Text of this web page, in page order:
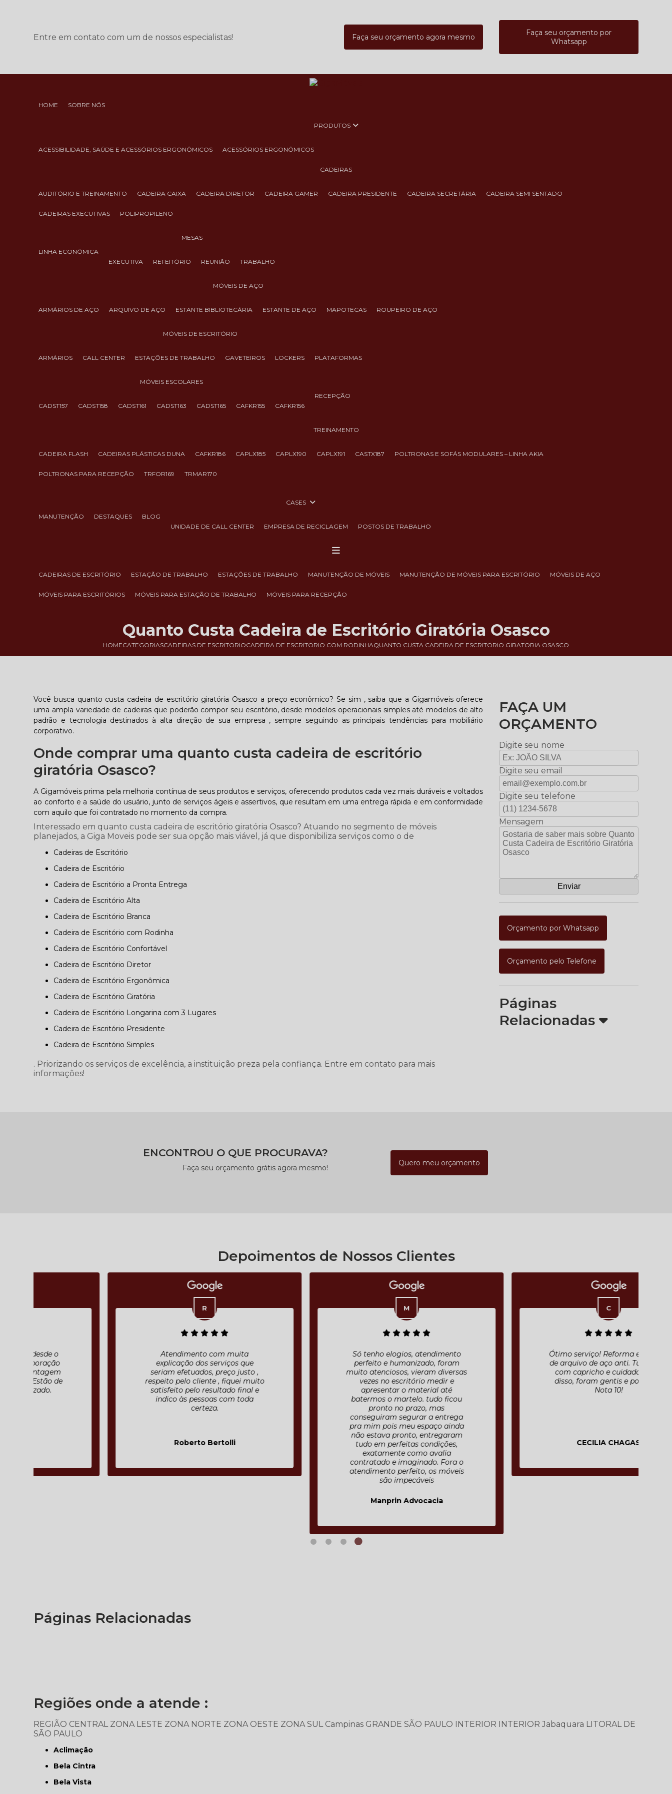
Entre em contato com um de nossos especialistas! Faça seu orçamento agora mesmo
Faça seu orçamento por
Whatsapp
HOME SOBRE NÓS
PRODUTOS
ACESSIBILIDADE, SAÚDE E ACESSÓRIOS ERGONÔMICOS ACESSÓRIOS ERGONÔMICOS
CADEIRAS
AUDITÓRIO E TREINAMENTO CADEIRA CAIXA CADEIRA DIRETOR CADEIRA GAMER CADEIRA PRESIDENTE CADEIRA SECRETÁRIA CADEIRA SEMI SENTADO
CADEIRAS EXECUTIVAS POLIPROPILENO
LINHA ECONÔMICA
MESAS
EXECUTIVA REFEITÓRIO REUNIÃO TRABALHO
MÓVEIS DE AÇO
ARMÁRIOS DE AÇO ARQUIVO DE AÇO ESTANTE BIBLIOTECÁRIA ESTANTE DE AÇO MAPOTECAS ROUPEIRO DE AÇO
MÓVEIS DE ESCRITÓRIO
ARMÁRIOS CALL CENTER ESTAÇÕES DE TRABALHO GAVETEIROS LOCKERS PLATAFORMAS
MÓVEIS ESCOLARES
CADST157 CADST158 CADST161 CADST163 CADST165 CAFKR155 CAFKR156
RECEPÇÃO
TREINAMENTO
CADEIRA FLASH CADEIRAS PLÁSTICAS DUNA CAFKR186 CAPLX185 CAPLX190 CAPLX191 CASTX187 POLTRONAS E SOFÁS MODULARES – LINHA AKIA
POLTRONAS PARA RECEPÇÃO TRFOR169 TRMAR170
MANUTENÇÃO DESTAQUES BLOG
CASES
UNIDADE DE CALL CENTER EMPRESA DE RECICLAGEM POSTOS DE TRABALHO
CADEIRAS DE ESCRITÓRIO ESTAÇÃO DE TRABALHO ESTAÇÕES DE TRABALHO MANUTENÇÃO DE MÓVEIS MANUTENÇÃO DE MÓVEIS PARA ESCRITÓRIO MÓVEIS DE AÇO
MÓVEIS PARA ESCRITÓRIOS MÓVEIS PARA ESTAÇÃO DE TRABALHO MÓVEIS PARA RECEPÇÃO
HOMECATEGORIASCADEIRAS DE ESCRITORIOCADEIRA DE ESCRITORIO COM RODINHAQUANTO CUSTA CADEIRA DE ESCRITORIO GIRATORIA OSASCO
Quanto Custa Cadeira de Escritório Giratória Osasco
Você busca quanto custa cadeira de escritório giratória Osasco a preço econômico? Se sim , saiba que a Gigamóveis oferece
uma ampla variedade de cadeiras que poderão compor seu escritório, desde modelos operacionais simples até modelos de alto
padrão e tecnologia destinados à alta direção de sua empresa , sempre seguindo as principais tendências para mobiliário
corporativo.
Onde comprar uma quanto custa cadeira de escritório
giratória Osasco?
A Gigamóveis prima pela melhoria contínua de seus produtos e serviços, oferecendo produtos cada vez mais duráveis e voltados
ao conforto e a saúde do usuário, junto de serviços ágeis e assertivos, que resultam em uma entrega rápida e em conformidade
com aquilo que foi contratado no momento da compra.
Interessado em quanto custa cadeira de escritório giratória Osasco? Atuando no segmento de móveis
planejados, a Giga Moveis pode ser sua opção mais viável, já que disponibiliza serviços como o de
Cadeiras de Escritório
Cadeira de Escritório
Cadeira de Escritório a Pronta Entrega
Cadeira de Escritório Alta
Cadeira de Escritório Branca
Cadeira de Escritório com Rodinha
Cadeira de Escritório Confortável
Cadeira de Escritório Diretor
Cadeira de Escritório Ergonômica
Cadeira de Escritório Giratória
Cadeira de Escritório Longarina com 3 Lugares
Cadeira de Escritório Presidente
Cadeira de Escritório Simples
. Priorizando os serviços de excelência, a instituição preza pela confiança. Entre em contato para mais
informações!
FAÇA UM
ORÇAMENTO
Digite seu nome
Digite seu email
Digite seu telefone
Mensagem
Orçamento por Whatsapp
Orçamento pelo Telefone
Páginas
Relacionadas
ENCONTROU O QUE PROCURAVA?
Faça seu orçamento grátis agora mesmo!
Quero meu orçamento
Depoimentos de Nossos Clientes
Atendimento com muita
explicação dos serviços que
seriam efetuados, preço justo ,
respeito pelo cliente , fiquei muito
satisfeito pelo resultado final e
indico às pessoas com toda
Só tenho elogios, atendimento
perfeito e humanizado, foram
muito atenciosos, vieram diversas
vezes no escritório medir e
apresentar o material até
batermos o martelo. tudo ficou
pronto no prazo, mas
conseguiram segurar a entrega
pra mim pois meu espaço ainda
não estava pronto, entregaram
tudo em perfeitas condições,
exatamente como avalia
contratado e imaginado. Fora o
atendimento perfeito, os móveis
Ótimo serviço! Reforma e pintura
de arquivo de aço anti. Tudo feito
com capricho e cuidado. Além
disso, foram gentis e pontuais.
Páginas Relacionadas
Regiões onde a atende :
REGIÃO CENTRAL ZONA LESTE ZONA NORTE ZONA OESTE ZONA SUL Campinas GRANDE SÃO PAULO INTERIOR INTERIOR Jabaquara LITORAL DE
SÃO PAULO
Aclimação
Bela Cintra
Bela Vista